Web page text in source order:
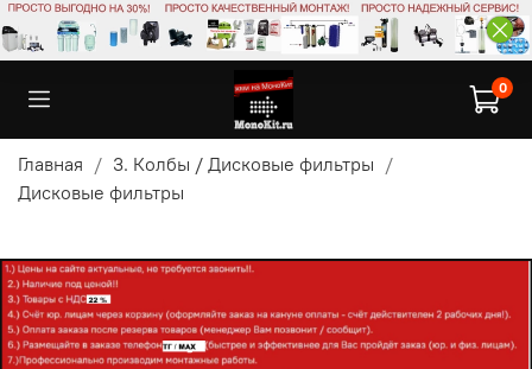
0
Главная
3. Колбы / Дисковые фильтры
Дисковые фильтры